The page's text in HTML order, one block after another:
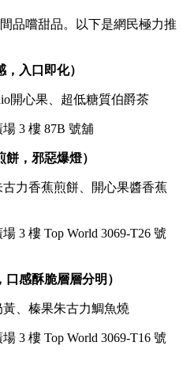
品嚐甜品。以下是網民極力推
入口即化）
開心果、超低糖質伯爵茶
3 樓 87B 號舖
，邪惡爆燈）
古力香蕉煎餅、開心果醬香蕉
3 樓 Top World 3069-T26 號
口感酥脆層層分明）
黃、榛果朱古力鯛魚燒
3 樓 Top World 3069-T16 號